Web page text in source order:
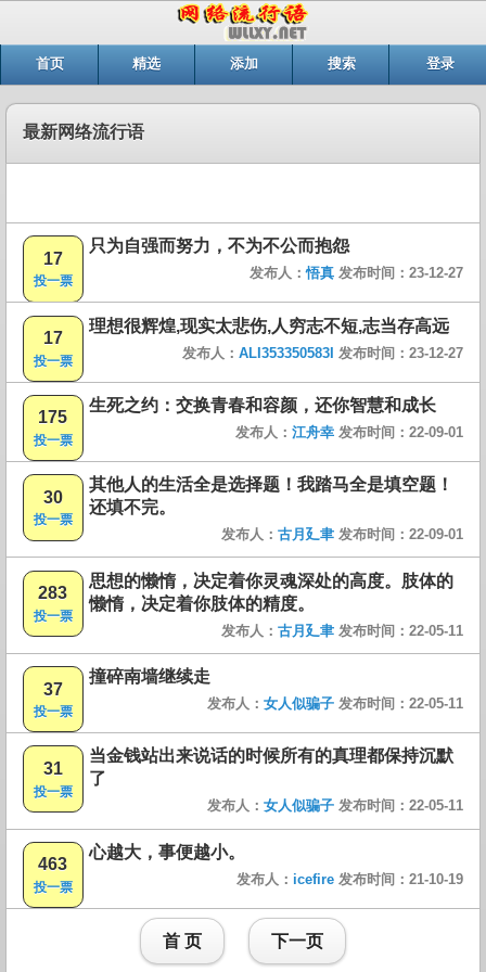
首页 精选 添加 搜索 登录
最新网络流行语
17
投一票
只为自强而努力，不为不公而抱怨
发布人：悟真 发布时间：23-12-27
17
投一票
理想很辉煌,现实太悲伤,人穷志不短,志当存高远
发布人： ALI353350583I 发布时间：23-12-27
175
投一票
生死之约：交换青春和容颜，还你智慧和成长
发布人： 江舟幸 发布时间：22-09-01
30
投一票
其他人的生活全是选择题！我踏马全是填空题！
还填不完。
发布人： 古月廴聿 发布时间：22-09-01
283
投一票
思想的懒惰，决定着你灵魂深处的高度。肢体的
懒惰，决定着你肢体的精度。
发布人： 古月廴聿 发布时间：22-05-11
37
投一票
撞碎南墙继续走
发布人： 女人似骗子 发布时间：22-05-11
31
投一票
当金钱站出来说话的时候所有的真理都保持沉默
了
发布人： 女人似骗子 发布时间：22-05-11
463
投一票
心越大，事便越小。
发布人： icefire 发布时间：21-10-19
首 页 下一页